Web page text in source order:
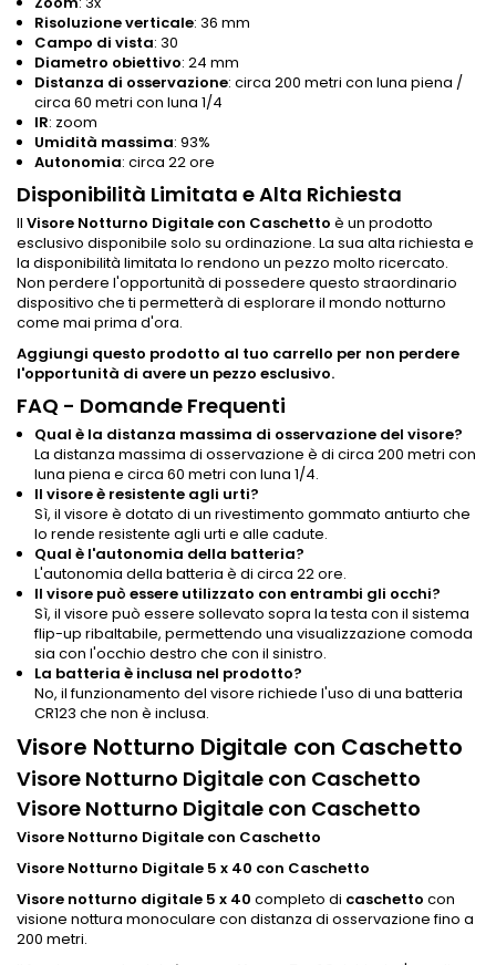
Risoluzione verticale: 36 mm
Campo di vista: 30
Diametro obiettivo: 24 mm
Distanza di osservazione: circa 200 metri con luna piena /
circa 60 metri con luna 1/4
IR: zoom
Umidità massima: 93%
Autonomia: circa 22 ore
Disponibilità Limitata e Alta Richiesta
Il Visore Notturno Digitale con Caschetto è un prodotto
esclusivo disponibile solo su ordinazione. La sua alta richiesta e
la disponibilità limitata lo rendono un pezzo molto ricercato.
Non perdere l'opportunità di possedere questo straordinario
dispositivo che ti permetterà di esplorare il mondo notturno
come mai prima d'ora.
Aggiungi questo prodotto al tuo carrello per non perdere
l'opportunità di avere un pezzo esclusivo.
FAQ - Domande Frequenti
Qual è la distanza massima di osservazione del visore?
La distanza massima di osservazione è di circa 200 metri con
luna piena e circa 60 metri con luna 1/4.
Il visore è resistente agli urti?
Sì, il visore è dotato di un rivestimento gommato antiurto che
lo rende resistente agli urti e alle cadute.
Qual è l'autonomia della batteria?
L'autonomia della batteria è di circa 22 ore.
Il visore può essere utilizzato con entrambi gli occhi?
Sì, il visore può essere sollevato sopra la testa con il sistema
flip-up ribaltabile, permettendo una visualizzazione comoda
sia con l'occhio destro che con il sinistro.
La batteria è inclusa nel prodotto?
No, il funzionamento del visore richiede l'uso di una batteria
CR123 che non è inclusa.
Visore Notturno Digitale con Caschetto
Visore Notturno Digitale con Caschetto
Visore Notturno Digitale con Caschetto
Visore Notturno Digitale con Caschetto
Visore Notturno Digitale 5 x 40 con Caschetto
Visore notturno digitale 5 x 40 completo di caschetto con
visione nottura monoculare con distanza di osservazione fino a
200 metri.